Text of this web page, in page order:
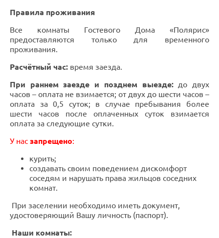
Правила проживания
Все комнаты Гостевого Дома «Полярис»
предоставляются только для временного
проживания.
Расчётный час: время заезда.
При раннем заезде и позднем выезде:до двух
часов – оплата не взимается; от двух до шести часов –
оплата за 0,5 суток; в случае пребывания более
шести часов после оплаченных суток взимается
оплата за следующие сутки.
У нас запрещено:
курить;
создавать своим поведением дискомфорт
соседям и нарушать права жильцов соседних
комнат.
При заселении необходимо иметь документ,
удостоверяющий Вашу личность (паспорт).
Наши комнаты: